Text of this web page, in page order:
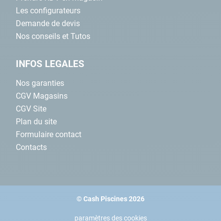
Les configurateurs
Demande de devis
Nos conseils et Tutos
INFOS LEGALES
Nos garanties
CGV Magasins
CGV Site
Plan du site
Formulaire contact
Contacts
© Cash Piscines 2026
paramètres des cookies